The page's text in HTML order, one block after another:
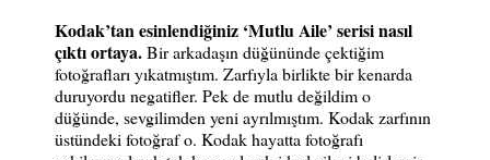
Kodak’tan esinlendiğiniz ‘Mutlu Aile’ serisi nasıl
çıktı ortaya.Bir arkadaşın düğününde çektiğim
fotoğrafları yıkatmıştım. Zarfıyla birlikte bir kenarda
duruyordu negatifler. Pek de mutlu değildim o
düğünde, sevgilimden yeni ayrılmıştım. Kodak zarfının
üstündeki fotoğraf o. Kodak hayatta fotoğrafı